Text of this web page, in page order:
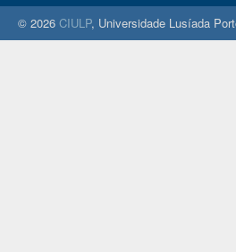
© 2026 CIULP, Universidade Lusíada